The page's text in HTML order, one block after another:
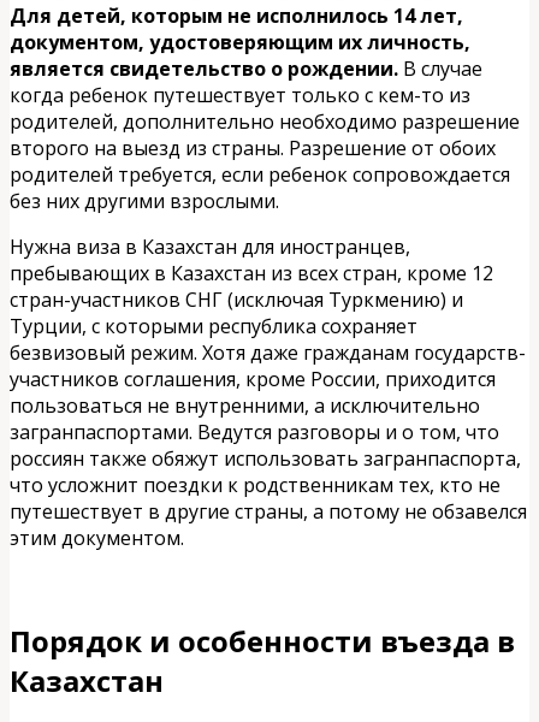
Для детей, которым не исполнилось 14 лет,
документом, удостоверяющим их личность,
является свидетельство о рождении. В случае
когда ребенок путешествует только с кем-то из
родителей, дополнительно необходимо разрешение
второго на выезд из страны. Разрешение от обоих
родителей требуется, если ребенок сопровождается
без них другими взрослыми.
Нужна виза в Казахстан для иностранцев,
пребывающих в Казахстан из всех стран, кроме 12
стран-участников СНГ (исключая Туркмению) и
Турции, с которыми республика сохраняет
безвизовый режим. Хотя даже гражданам государств-
участников соглашения, кроме России, приходится
пользоваться не внутренними, а исключительно
загранпаспортами. Ведутся разговоры и о том, что
россиян также обяжут использовать загранпаспорта,
что усложнит поездки к родственникам тех, кто не
путешествует в другие страны, а потому не обзавелся
этим документом.
Порядок и особенности въезда в
Казахстан